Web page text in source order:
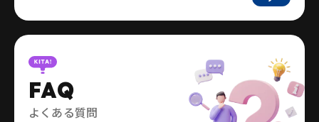
FAQ
よくある質問